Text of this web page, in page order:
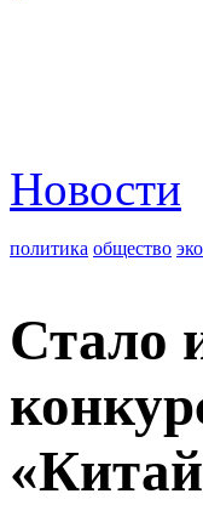
Новости
политика общество
Стало